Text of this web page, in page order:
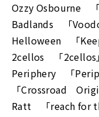
Ozzy Osbourne 「
Badlands 「
Helloween 「
2cellos 「2cellos」
Periphery 「
「Crossroad
Ratt 「reach for